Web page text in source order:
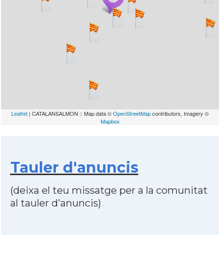
Leaflet | CATALANSALMON :: Map data ©OpenStreetMapcontributors, Imagery ©
Mapbox
Tauler d'anuncis
(deixa el teu missatge per a la comunitat
al tauler d'anuncis)